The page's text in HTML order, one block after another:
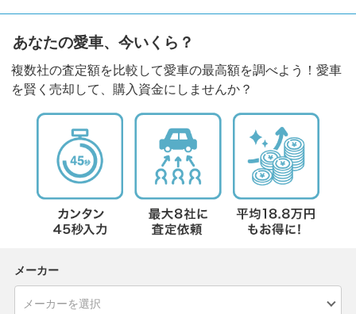
あなたの愛車、今いくら？
複数社の査定額を比較して愛車の最高額を調べよう！愛車
を賢く売却して、購入資金にしませんか？
メーカー